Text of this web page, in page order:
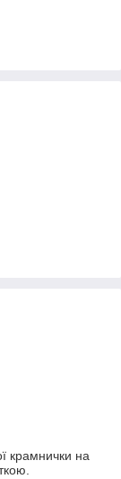
крамнички на